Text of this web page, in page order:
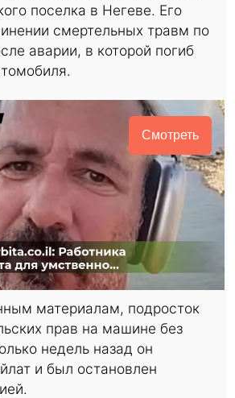
поселка в Негеве. Его
смертельных травм по
аварии, в которой погиб
Смотреть
материалам, подросток
прав на машине без
недель назад он
и был остановлен